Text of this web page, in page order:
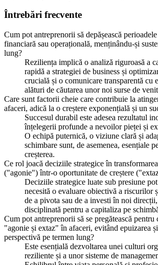
Întrebări frecvente
Cum pot antreprenorii să depășească
financiară sau operațională, menținându-și
lung?
Reziliența implică o analiză riguroasă a
rapidă a strategiei de business și
crucială și o comunicare transparentă cu
alături de căutarea unor noi surse de
Care sunt factorii cheie care contribuie la
afaceri, adică la o creștere exponențială și un
Succesul durabil este adesea rezultatul
înțelegerii profunde a nevoilor pieței și
O echipă puternică, o viziune clară și
schimbare sunt, de asemenea, esențiale
creșterea.
Ce rol joacă deciziile strategice în
("agonie") într-o oportunitate de creștere
Deciziile strategice luate sub presiune
necesită o evaluare obiectivă a riscurilor
de a pivota sau de a investi în noi
disciplinată pentru a capitaliza pe
Cum pot antreprenorii să se pregătească
"agonie și extaz" în afaceri, evitând epuizarea
perspectivă pe termen lung?
Este esențială dezvoltarea unei culturi
reziliente și a unor sisteme de